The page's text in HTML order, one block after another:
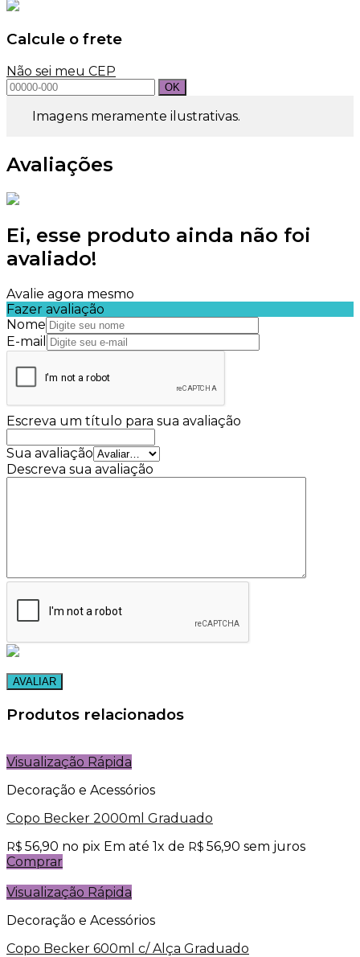
Calcule o frete
Não sei meu CEP
Imagens meramente ilustrativas.
Avaliações
Ei, esse produto ainda não foi
avaliado!
Avalie agora mesmo
Fazer avaliação
Nome
E-mail
Escreva um título para sua avaliação
Sua avaliação
Descreva sua avaliação
Produtos relacionados
Visualização Rápida
Decoração e Acessórios
Copo Becker 2000ml Graduado
R$ 56,90 no pix Em até 1x de R$ 56,90 sem juros
Comprar
Visualização Rápida
Decoração e Acessórios
Copo Becker 600ml c/ Alça Graduado